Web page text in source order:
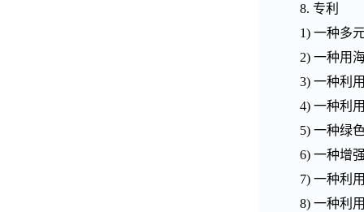
8. 专利
1) 一种多
2) 一种用
3) 一种利
4) 一种利
5) 一种绿
6) 一种增
7) 一种利
8) 一种利